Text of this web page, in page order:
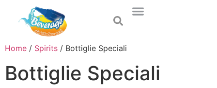
Home / Spirits / Bottiglie Speciali
Bottiglie Speciali